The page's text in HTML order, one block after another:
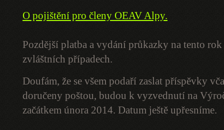
O pojištění pro členy OEAV Alpy.
Pozdější platba a vydání průkazky na tento
zvláštních případech.
Doufám, že se všem podaří zaslat příspěvky
doručeny poštou, budou k vyzvednutí na
začátkem února 2014. Datum ještě upřesníme.